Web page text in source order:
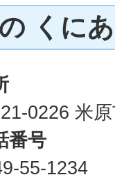
くに
0226 米
番号
55-1234